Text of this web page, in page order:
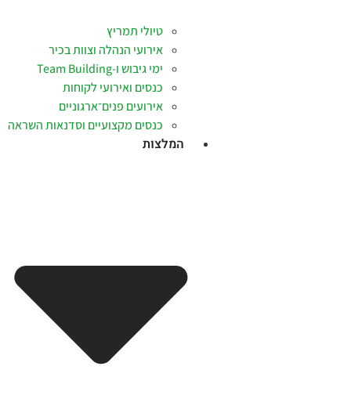
טיולי תמריץ
אירועי הנהלה וצוות בכיר
ימי גיבוש ו-Team Building
כנסים ואירועי לקוחות
אירועים פנים־ארגוניים
כנסים מקצועיים וסדנאות השראה
המלצות